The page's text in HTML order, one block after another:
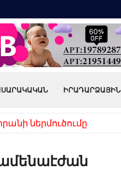
ԻՐԱԴԱՐՁԱՅԻՆ
ներմուծումը